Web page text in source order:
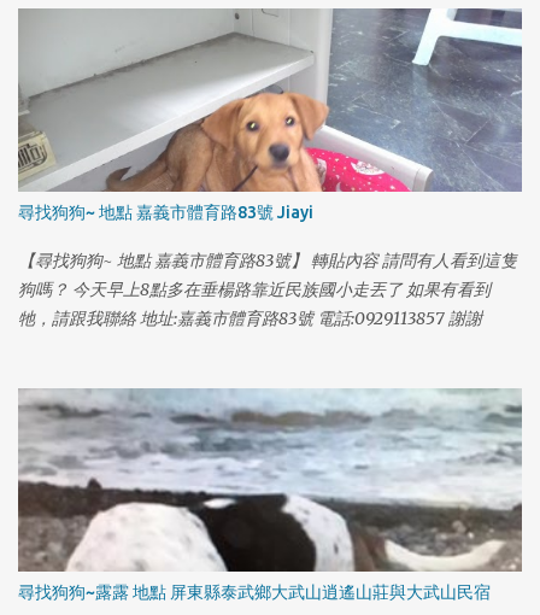
1
尋找狗狗~ 地點 嘉義市體育路83號 Jiayi
【尋找狗狗~ 地點 嘉義市體育路83號】 轉貼內容 請問有人看到這隻
狗嗎？ 今天早上8點多在垂楊路靠近民族國小走丟了 如果有看到
牠，請跟我聯絡 地址:嘉義市體育路83號 電話:0929113857 謝謝
尋找狗狗~露露 地點 屏東縣泰武鄉大武山逍遙山莊與大武山民宿